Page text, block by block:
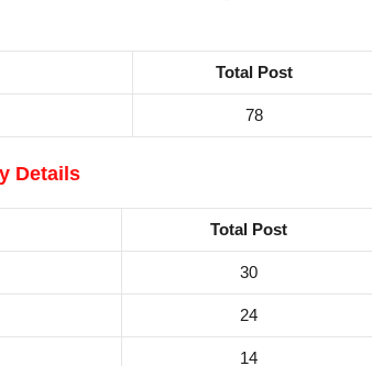
Total Post
78
Details
Total Post
30
24
14